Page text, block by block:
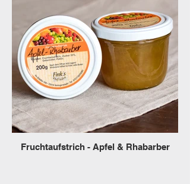
Fruchtaufstrich - Apfel & Rhabarber